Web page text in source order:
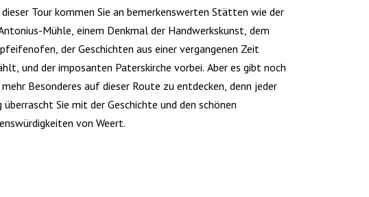
Tour kommen Sie an bemerkenswerten Stätten wie der
Mühle, einem Denkmal der Handwerkskunst, dem
der Geschichten aus einer vergangenen Zeit
und der imposanten Paterskirche vorbei. Aber es gibt noch
Besonderes auf dieser Route zu entdecken, denn jeder
überrascht Sie mit der Geschichte und den schönen
von Weert.